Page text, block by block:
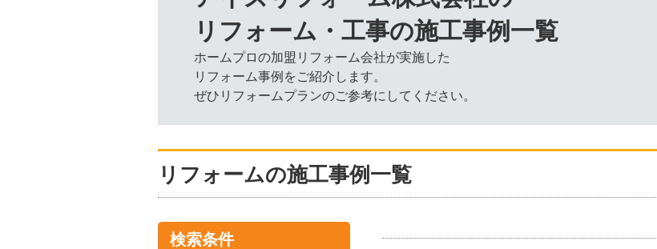
リフォーム・工事の施工事例一覧
ホームプロの加盟リフォーム会社が実施した
リフォーム事例をご紹介します。
ぜひリフォームプランのご参考にしてください。
リフォームの施工事例一覧
検索条件